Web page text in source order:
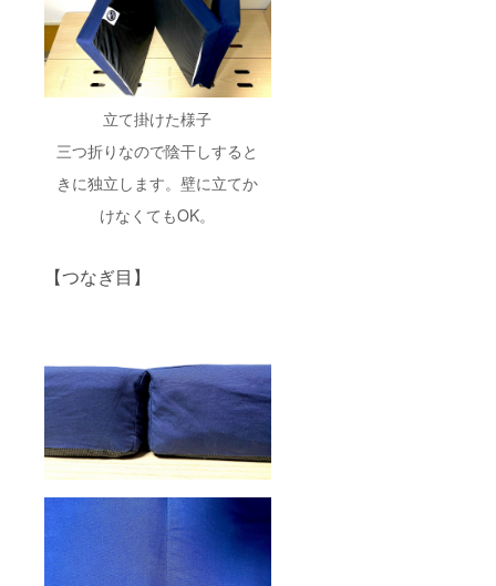
立て掛けた様子
三つ折りなので陰干しすると
きに独立します。壁に立てか
けなくてもOK。
【つなぎ目】